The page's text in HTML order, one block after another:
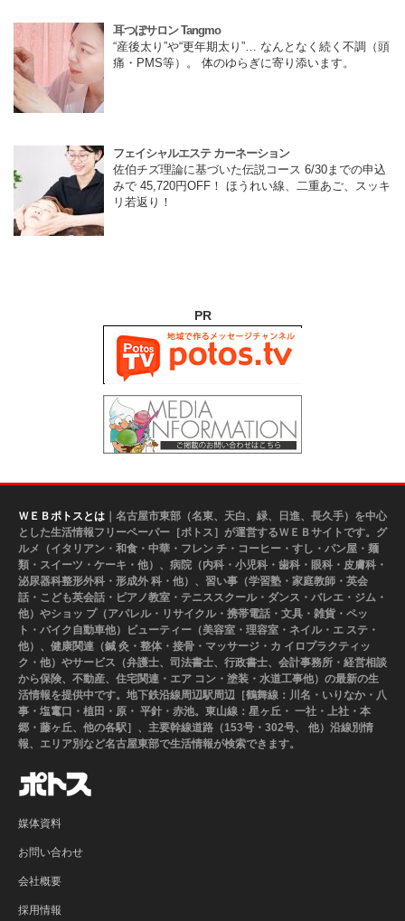
耳つぼサロン Tangmo
“産後太り”や“更年期太り”… なんとなく続く不調（頭
痛・PMS等）。 体のゆらぎに寄り添います。
フェイシャルエステ カーネーション
佐伯チズ理論に基づいた伝説コース 6/30までの申込
みで 45,720円OFF！ ほうれい線、二重あご、スッキ
リ若返り！
PR
ＷＥＢポトスとは ｜名古屋市東部（名東、天白、緑、日進、長久手）を中心
とした生活情報フリーペーパー［ポトス］が運営するＷＥＢサイトです。グ
ルメ（イタリアン・和食・中華・フレン チ・コーヒー・すし・パン屋・麺
類・スイーツ・ケーキ・他）、病院（内科・小児科・歯科・眼科・皮膚科・
泌尿器科整形外科・形成外 科・他）、習い事（学習塾・家庭教師・英会
話・こども英会話・ピアノ教室・テニススクール・ダンス・バレエ・ジム・
他）やショッ プ（アパレル・リサイクル・携帯電話・文具・雑貨・ペッ
ト・バイク自動車他）ビューティー（美容室・理容室・ネイル・エ ステ・
他）、健康関連（鍼 灸・整体・接骨・マッサージ・カ イロプラクティッ
ク・他）やサービス（弁護士、司法書士、行政書士、会計事務所・経営相談
から保険、不動産、住宅関連・エア コン・塗装・水道工事他）の最新の生
活情報を提供中です。地下鉄沿線周辺駅周辺［鶴舞線：川名・いりなか・八
事・塩竃口・植田・原・ 平針・赤池。東山線：星ヶ丘・ 一社・上社・本
郷・藤ヶ丘、他の各駅］、主要幹線道路（153号・302号、 他）沿線別情
報、エリア別など名古屋東部で生活情報が検索できます。
媒体資料
お問い合わせ
会社概要
採用情報